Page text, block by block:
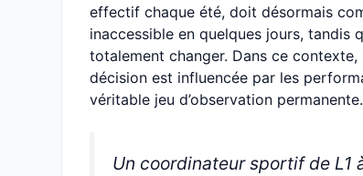
effectif chaque été, doit désormais
inaccessible en quelques jours, tandis
totalement changer. Dans ce
décision est influencée par les
véritable jeu d’observation permanente.
Un coordinateur sportif de L1